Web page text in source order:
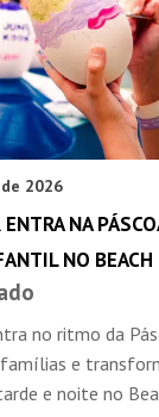
2026
NA
NO BEACH
no ritmo da
e
e noite no